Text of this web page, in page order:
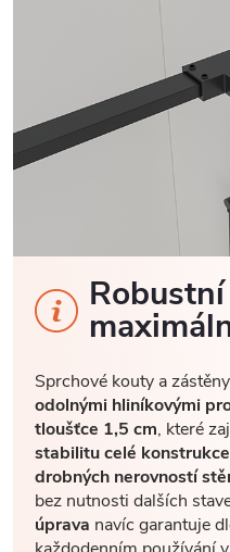
Sprchové kouty a
odolnými hliníkovými
tloušťce 1,5 cm, které
stabilitu celé konstrukce
drobných nerovností
bez nutnosti dalších
úprava navíc garantuje